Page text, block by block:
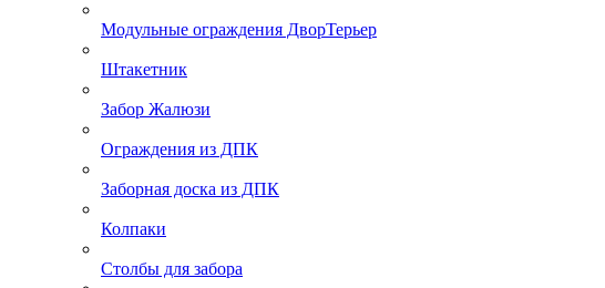
Модульные ограждения ДворТерьер
Штакетник
Забор Жалюзи
Ограждения из ДПК
Заборная доска из ДПК
Колпаки
Столбы для забора